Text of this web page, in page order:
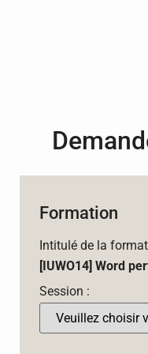
Formation
Intitulé de la
[IUWO14] Word
Session :